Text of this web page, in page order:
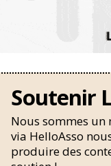
Soutenir
Nous sommes
via HelloAsso
produire des